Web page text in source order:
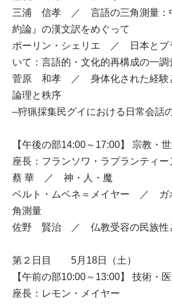
三浦 信孝 ／ 言語の三角測量：
約論』の漢文訳をめぐって
ポーリン・シェリエ ／ 日本とブ
いて：言語的・文化的再構成の一調
菅原 和孝 ／ 身体化された経験
論理と秩序
–狩猟採集民グイにおける日常会話
【午後の部14:00～17:00】 宗教・
座長：フランソワ・ラプランティー
蔡 華 ／ 神・人・魔
ベルト・ムベネ＝メイヤー ／ ガ
角測量
佐野 賢治 ／ 仏教受容の民族性
第２日目 5月18日（土）
【午前の部10:00～13:00】 技術・
座長：レモン・メイヤー